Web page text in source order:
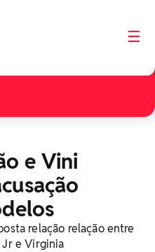
☰
e Vini
relação relação entre
e Virginia